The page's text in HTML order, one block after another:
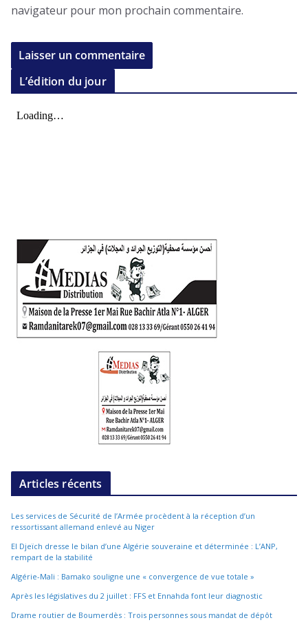
navigateur pour mon prochain commentaire.
L’édition du jour
Articles récents
Les services de Sécurité de l’Armée procèdent à la réception d’un
ressortissant allemand enlevé au Niger
El Djeïch dresse le bilan d’une Algérie souveraine et déterminée : L’ANP,
rempart de la stabilité
Algérie-Mali : Bamako souligne une « convergence de vue totale »
Après les législatives du 2 juillet : FFS et Ennahda font leur diagnostic
Drame routier de Boumerdès : Trois personnes sous mandat de dépôt